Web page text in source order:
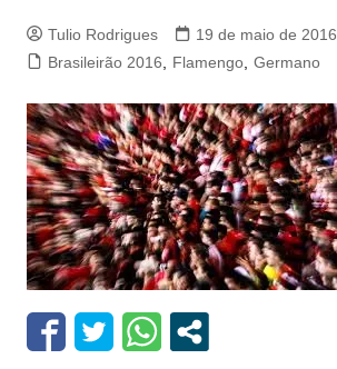
Tulio Rodrigues
19 de maio de 2016
Brasileirão 2016
Flamengo, Germano